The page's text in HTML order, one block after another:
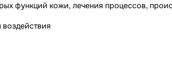
функций кожи, лечения процессов,